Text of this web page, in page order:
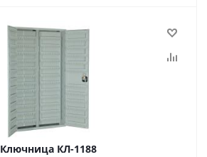
Ключница КЛ-1188